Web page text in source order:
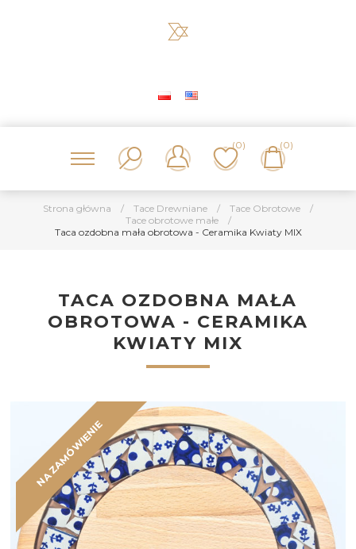
(0) (0)
Strona główna / Tace Drewniane / Tace Obrotowe
/
Tace obrotowe małe
/
Taca ozdobna mała obrotowa - Ceramika Kwiaty MIX
TACA OZDOBNA MAŁA
OBROTOWA - CERAMIKA
KWIATY MIX
NA ZAMÓWIENIE